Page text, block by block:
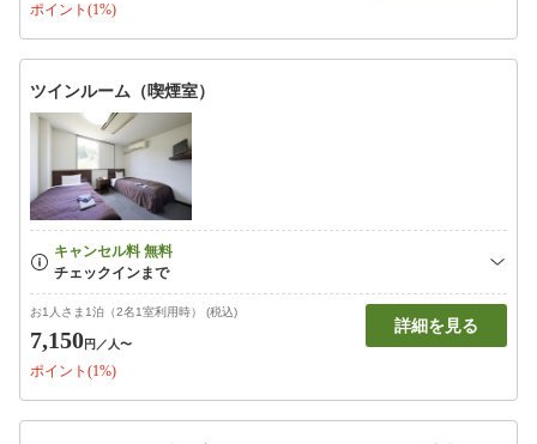
ポイント(1%)
ツインルーム（喫煙室）
お1人さま1泊（2名1室利用時） (税込)
7,150円 ／人〜
ポイント(1%)
詳細を見る